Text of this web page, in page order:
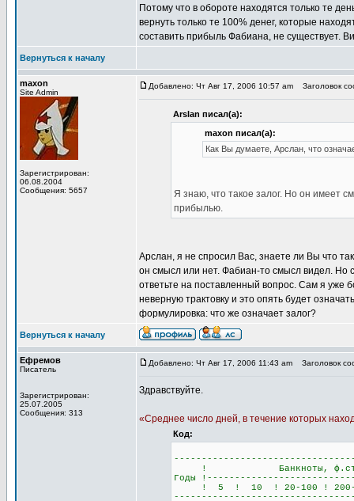
Потому что в обороте находятся только те
вернуть только те 100% денег, которые
составить прибыль Фабиана, не существует.
Вернуться к началу
maxon
Site Admin
Зарегистрирован:
06.08.2004
Сообщения: 5657
Добавлено: Чт Авг 17, 2006 10:57 am Заголовок
Arslan писал(а):
maxon писал(а):
Как Вы думаете, Арслан, что
Я знаю, что такое залог. Но он имеет
прибылью.
Арслан, я не спросил Вас, знаете ли Вы что
он смысл или нет. Фабиан-то смысл видел. Но
ответьте на поставленный вопрос. Сам я уже
неверную трактовку и это опять будет
формулировка: что же означает залог?
Вернуться к началу
Ефремов
Писатель
Зарегистрирован:
25.07.2005
Сообщения: 313
Добавлено: Чт Авг 17, 2006 11:43 am Заголовок
Здравствуйте.
«Среднее число дней, в течение которых
Код:
! Банкноты,
Годы
! 5 ! 10 ! 20-100 ! 200-